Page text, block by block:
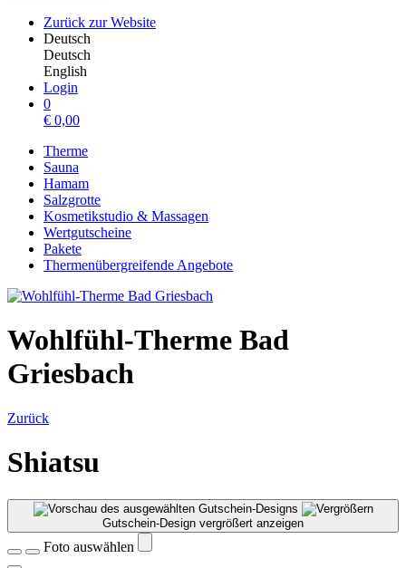
Zurück zur Website
Deutsch
Deutsch
English
Login
0
€ 0,00
Therme
Sauna
Hamam
Salzgrotte
Kosmetikstudio & Massagen
Wertgutscheine
Pakete
Thermenübergreifende Angebote
Wohlfühl-Therme Bad
Griesbach
Zurück
Shiatsu
Gutschein-Design vergrößert anzeigen
Foto auswählen